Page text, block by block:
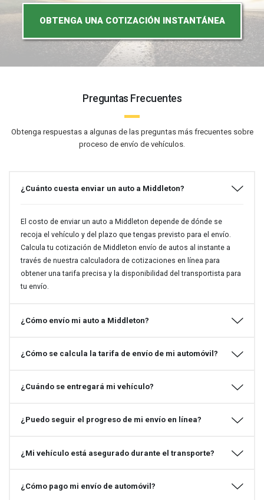
OBTENGA UNA COTIZACIÓN INSTANTÁNEA
Preguntas Frecuentes
Obtenga respuestas a algunas de las preguntas más frecuentes sobre
proceso de envío de vehículos.
¿Cuánto cuesta enviar un auto a Middleton?
El costo de enviar un auto a Middleton depende de dónde se
recoja el vehículo y del plazo que tengas previsto para el envío.
Calcula tu cotización de Middleton envío de autos al instante a
través de nuestra calculadora de cotizaciones en línea para
obtener una tarifa precisa y la disponibilidad del transportista para
tu envío.
¿Cómo envío mi auto a Middleton?
¿Cómo se calcula la tarifa de envío de mi automóvil?
¿Cuándo se entregará mi vehículo?
¿Puedo seguir el progreso de mi envío en línea?
¿Mi vehículo está asegurado durante el transporte?
¿Cómo pago mi envío de automóvil?